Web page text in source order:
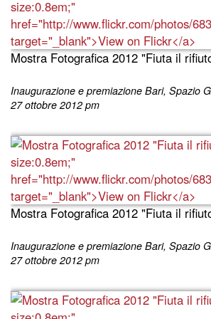
Mostra Fotografica 2012 "Fiuta il
Inaugurazione e premiazione Bari, Spazio
27 ottobre 2012 pm
Mostra Fotografica 2012 "Fiuta il
Inaugurazione e premiazione Bari, Spazio
27 ottobre 2012 pm